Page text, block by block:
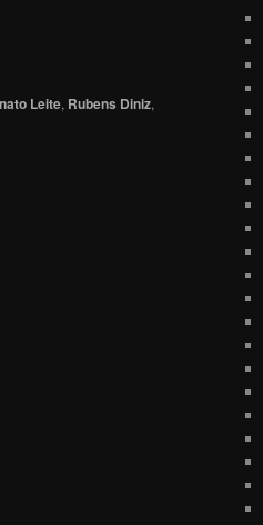
Leite, Rubens Diniz,